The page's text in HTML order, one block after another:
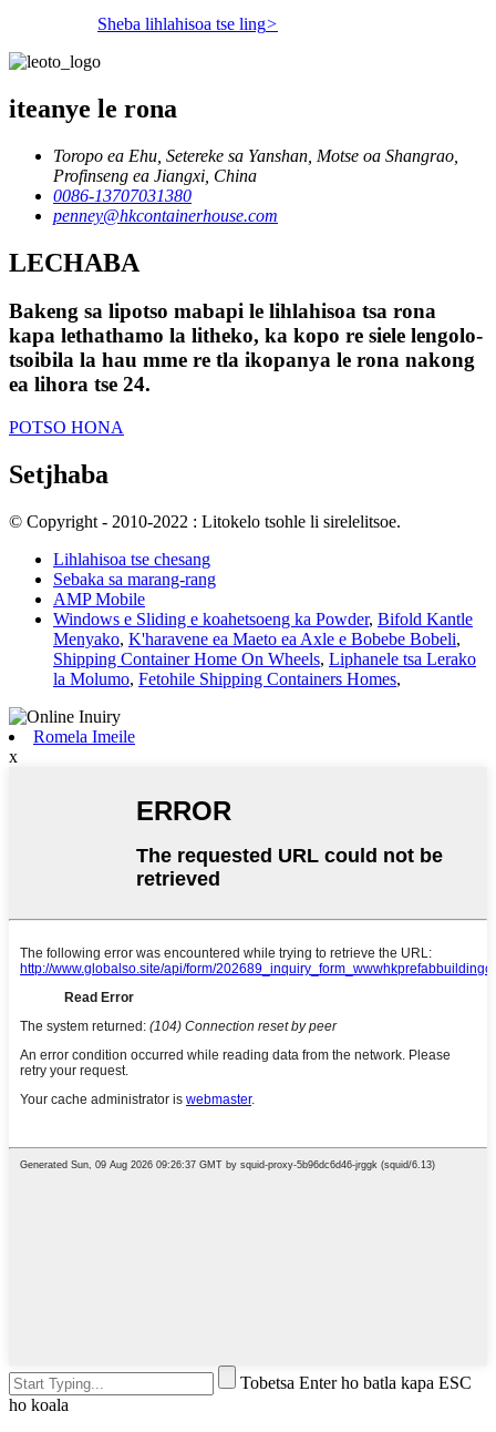
Sheba lihlahisoa tse ling>
iteanye le rona
Toropo ea Ehu, Setereke sa Yanshan, Motse oa Shangrao,
Profinseng ea Jiangxi, China
0086-13707031380
penney@hkcontainerhouse.com
LECHABA
Bakeng sa lipotso mabapi le lihlahisoa tsa rona
kapa lethathamo la litheko, ka kopo re siele lengolo-
tsoibila la hau mme re tla ikopanya le rona nakong
ea lihora tse 24.
POTSO HONA
Setjhaba
© Copyright - 2010-2022 : Litokelo tsohle li sirelelitsoe.
Lihlahisoa tse chesang
Sebaka sa marang-rang
AMP Mobile
Windows e Sliding e koahetsoeng ka Powder, Bifold Kantle
Menyako, K'haravene ea Maeto ea Axle e Bobebe Bobeli,
Shipping Container Home On Wheels, Liphanele tsa Lerako
la Molumo, Fetohile Shipping Containers Homes,
Romela Imeile
x
Tobetsa Enter ho batla kapa ESC
ho koala